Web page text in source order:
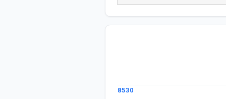
8530